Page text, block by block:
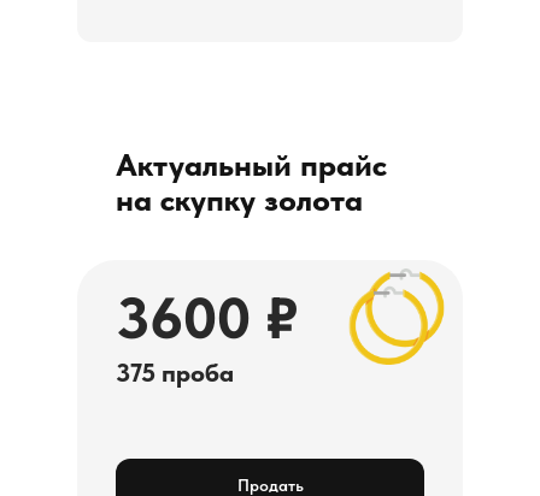
Актуальный прайс
на скупку золота
3600 ₽
375 проба
Продать